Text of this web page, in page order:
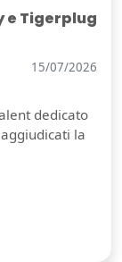
e Tigerplug
15/07/2026
dedicato
la